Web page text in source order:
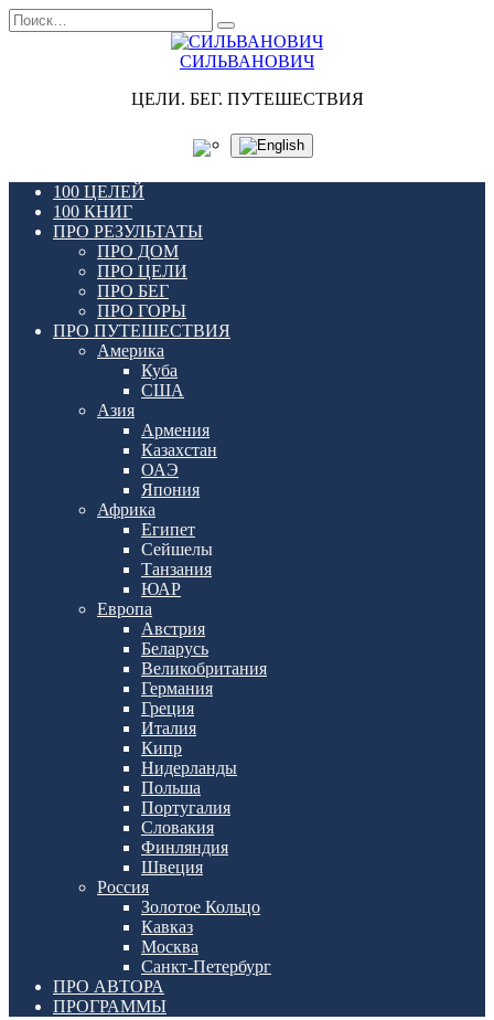
Перейти
к
Search
for:
СИЛЬВАНОВИЧ
ЦЕЛИ. БЕГ. ПУТЕШЕСТВИЯ
100 ЦЕЛЕЙ
100 КНИГ
ПРО РЕЗУЛЬТАТЫ
ПРО ДОМ
ПРО ЦЕЛИ
ПРО БЕГ
ПРО ГОРЫ
ПРО ПУТЕШЕСТВИЯ
Америка
Куба
США
Азия
Армения
Казахстан
ОАЭ
Япония
Африка
Египет
Сейшелы
Танзания
ЮАР
Европа
Австрия
Беларусь
Великобритания
Германия
Греция
Италия
Кипр
Нидерланды
Польша
Португалия
Словакия
Финляндия
Швеция
Россия
Золотое Кольцо
Кавказ
Москва
Санкт-Петербург
ПРО АВТОРА
ПРОГРАММЫ